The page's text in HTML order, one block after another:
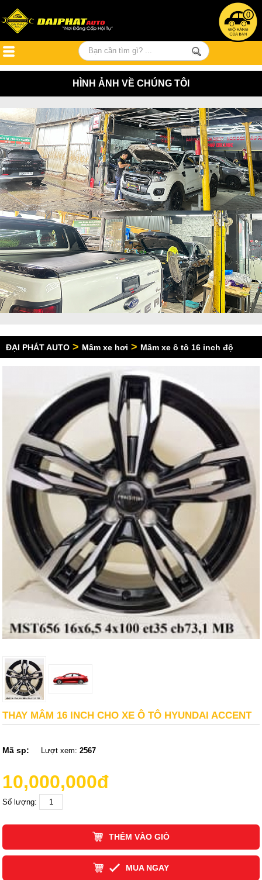
0
HÌNH ẢNH VỀ CHÚNG TÔI
ĐẠI PHÁT AUTO > Mâm xe hơi > Mâm xe ô tô 16 inch độ
THAY MÂM 16 INCH CHO XE Ô TÔ HYUNDAI ACCENT
Mã sp: Lượt xem:2567
10,000,000đ
Số lượng:
THÊM VÀO GIỎ
MUA NGAY